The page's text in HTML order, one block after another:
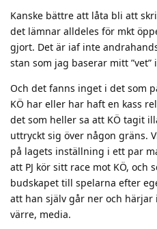
Kanske bättre att låta bli att
det lämnar alldeles för mkt
gjort. Det är iaf inte
stan som jag baserar mitt ”vet”
Och det fanns inget i det som
KÖ har eller har haft en kass
det som heller sa att KÖ tagit
uttryckt sig över någon gräns.
på lagets inställning i ett par
att PJ kör sitt race mot KÖ, och
budskapet till spelarna efter
att han själv går ner och
värre, media.